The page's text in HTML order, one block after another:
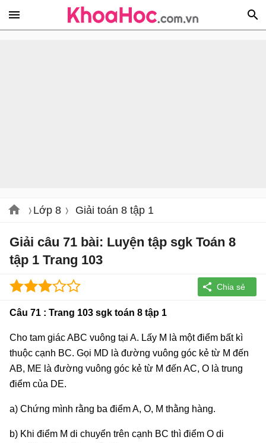
Lớp 8 Giải toán 8 tập 1
Giải câu 71 bài: Luyện tập sgk Toán 8
tập 1 Trang 103
Câu 71 : Trang 103 sgk toán 8 tập 1
Cho tam giác ABC vuông tại A. Lấy M là một điểm bất kì
thuộc cạnh BC. Gọi MD là đường vuông góc kẻ từ M đến
AB, ME là đường vuông góc kẻ từ M đến AC, O là trung
điểm của DE.
a) Chứng mình rằng ba điểm A, O, M thằng hàng.
b) Khi điểm M di chuyển trên cạnh BC thì điểm O di